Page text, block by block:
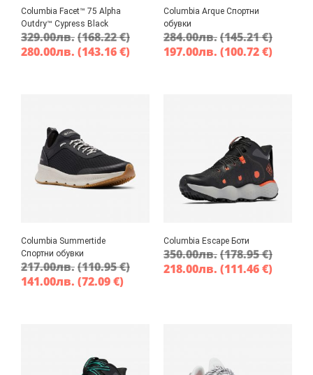
Columbia Facet™ 75 Alpha
Outdry™ Cypress Black
329.00лв.(168.22 €)
280.00лв. (143.16 €)
Columbia Arque Спортни
обувки
284.00лв.(145.21 €)
197.00лв. (100.72 €)
Columbia Summertide
Спортни обувки
217.00лв.(110.95 €)
141.00лв. (72.09 €)
Columbia Escape Боти
350.00лв.(178.95 €)
218.00лв. (111.46 €)